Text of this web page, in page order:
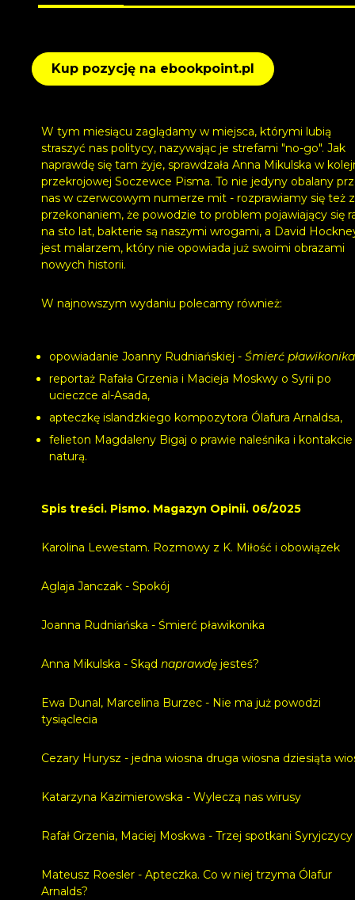
Kup pozycję na ebookpoint.pl
W tym miesiącu zaglądamy w miejsca, którymi lubią
straszyć nas politycy, nazywając je strefami "no-go". Jak
naprawdę się tam żyje, sprawdzała Anna Mikulska w
przekrojowej Soczewce Pisma. To nie jedyny obalany
nas w czerwcowym numerze mit - rozprawiamy się też z
przekonaniem, że powodzie to problem pojawiający się
na sto lat, bakterie są naszymi wrogami, a David
jest malarzem, który nie opowiada już swoimi obrazami
nowych historii.
W najnowszym wydaniu polecamy również:
opowiadanie Joanny Rudniańskiej -Śmierć pławikonika
reportaż Rafała Grzenia i Macieja Moskwy o Syrii po
ucieczce al-Asada,
apteczkę islandzkiego kompozytora Ólafura Arnaldsa,
felieton Magdaleny Bigaj o prawie naleśnika i
naturą.
Spis treści. Pismo. Magazyn Opinii. 06/2025
Karolina Lewestam. Rozmowy z K. Miłość i obowiązek
Aglaja Janczak - Spokój
Joanna Rudniańska - Śmierć pławikonika
Anna Mikulska - Skąd naprawdę jesteś?
Ewa Dunal, Marcelina Burzec - Nie ma już powodzi
tysiąclecia
Cezary Hurysz - jedna wiosna druga wiosna dziesiąta
Katarzyna Kazimierowska - Wyleczą nas wirusy
Rafał Grzenia, Maciej Moskwa - Trzej spotkani Syryjczycy
Mateusz Roesler - Apteczka. Co w niej trzyma Ólafur
Arnalds?